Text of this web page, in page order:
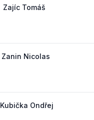
Zajíc Tomáš
Zanin Nicolas
Kubička Ondřej